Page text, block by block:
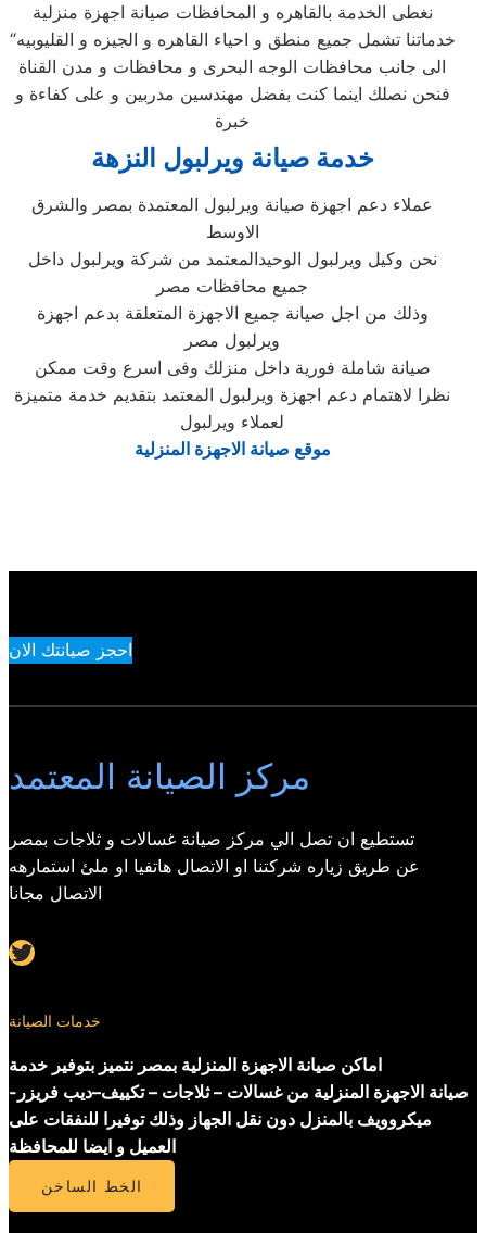
نغطى الخدمة بالقاهره و المحافظات صيانة اجهزة منزلية
“خدماتنا تشمل جميع منطق و احياء القاهره و الجيزه و القليوبيه
الى جانب محافظات الوجه البحرى و محافظات و مدن القناة
فنحن نصلك اينما كنت بفضل مهندسين مدربين و على كفاءة و
خبرة
خدمة صيانة ويرلبول النزهة
عملاء دعم اجهزة صيانة ويرلبول المعتمدة بمصر والشرق
الاوسط
نحن وكيل ويرلبول الوحيدالمعتمد من شركة ويرلبول داخل
جميع محافظات مصر
وذلك من اجل صيانة جميع الاجهزة المتعلقة بدعم اجهزة
ويرلبول مصر
صيانة شاملة فورية داخل منزلك وفى اسرع وقت ممكن
نظرا لاهتمام دعم اجهزة ويرلبول المعتمد بتقديم خدمة متميزة
لعملاء ويرلبول
موقع صيانة الاجهزة المنزلية
احجز صيانتك الان
مركز الصيانة المعتمد
تستطيع ان تصل الي مركز صيانة غسالات و ثلاجات بمصر
عن طريق زياره شركتنا او الاتصال هاتفيا او ملئ استمارهه
الاتصال مجانا
Twitter
خدمات الصيانة
اماكن صيانة الاجهزة المنزلية بمصر نتميز بتوفير خدمة
صيانة الاجهزة المنزلية من غسالات – ثلاجات – تكييف–ديب فريزر-
ميكروويف بالمنزل دون نقل الجهاز وذلك توفيرا للنفقات على
العميل و ايضا للمحافظة
الخط الساخن